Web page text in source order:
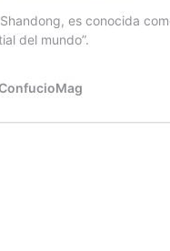
es conocida
del mundo”.